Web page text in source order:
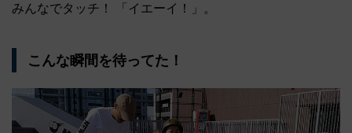
みんなでタッチ！ 「イエーイ！」。
こんな瞬間を待ってた！